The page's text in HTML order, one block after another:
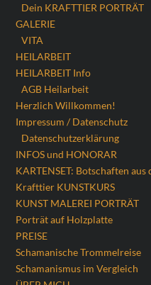
Dein KRAFTTIER PORTRÄT
GALERIE
VITA
HEILARBEIT
HEILARBEIT Info
AGB Heilarbeit
Herzlich Willkommen!
Impressum / Datenschutz
Datenschutzerklärung
INFOS und HONORAR
KARTENSET: Botschaften
Krafttier KUNSTKURS
KUNST MALEREI PORTRÄT
Porträt auf Holzplatte
PREISE
Schamanische Trommelreise
Schamanismus im Vergleich